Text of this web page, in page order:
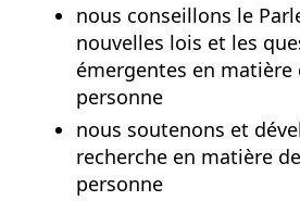
nous conseillons le
nouvelles lois et les
émergentes en matière
personne
nous soutenons et
recherche en matière
personne